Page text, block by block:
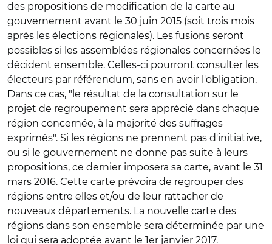
des propositions de modification de la carte au
gouvernement avant le 30 juin 2015 (soit trois mois
après les élections régionales). Les fusions seront
possibles si les assemblées régionales concernées le
décident ensemble. Celles-ci pourront consulter les
électeurs par référendum, sans en avoir l'obligation.
Dans ce cas, "le résultat de la consultation sur le
projet de regroupement sera apprécié dans chaque
région concernée, à la majorité des suffrages
exprimés". Si les régions ne prennent pas d'initiative,
ou si le gouvernement ne donne pas suite à leurs
propositions, ce dernier imposera sa carte, avant le 31
mars 2016. Cette carte prévoira de regrouper des
régions entre elles et/ou de leur rattacher de
nouveaux départements. La nouvelle carte des
régions dans son ensemble sera déterminée par une
loi qui sera adoptée avant le 1er janvier 2017.